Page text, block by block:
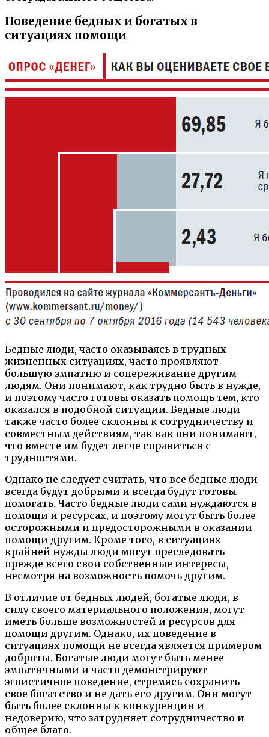
Поведение бедных и богатых в
ситуациях помощи
Бедные люди, часто оказываясь в трудных
жизненных ситуациях, часто проявляют
большую эмпатию и сопереживание другим
людям. Они понимают, как трудно быть в нужде,
и поэтому часто готовы оказать помощь тем, кто
оказался в подобной ситуации. Бедные люди
также часто более склонны к сотрудничеству и
совместным действиям, так как они понимают,
что вместе им будет легче справиться с
трудностями.
Однако не следует считать, что все бедные люди
всегда будут добрыми и всегда будут готовы
помогать. Часто бедные люди сами нуждаются в
помощи и ресурсах, и поэтому могут быть более
осторожными и предосторожными в оказании
помощи другим. Кроме того, в ситуациях
крайней нужды люди могут преследовать
прежде всего свои собственные интересы,
несмотря на возможность помочь другим.
В отличие от бедных людей, богатые люди, в
силу своего материального положения, могут
иметь больше возможностей и ресурсов для
помощи другим. Однако, их поведение в
ситуациях помощи не всегда является примером
доброты. Богатые люди могут быть менее
эмпатичными и часто демонстрируют
эгоистичное поведение, стремясь сохранить
свое богатство и не дать его другим. Они могут
быть более склонны к конкуренции и
недоверию, что затрудняет сотрудничество и
общее благо.